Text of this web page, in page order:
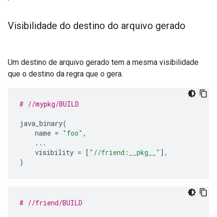
Visibilidade do destino do arquivo gerado
Um destino de arquivo gerado tem a mesma visibilidade
que o destino da regra que o gera.
# //mypkg/BUILD
java_binary(
name = "foo" ,
...
visibility = [ "//friend:__pkg__" ],
)
# //friend/BUILD